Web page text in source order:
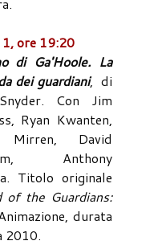
ore 19:20
di Ga'Hoole. La
dei guardiani, di
Con Jim
Ryan Kwanten,
Mirren, David
Anthony
Titolo originale
of the Guardians:
durata
2010.